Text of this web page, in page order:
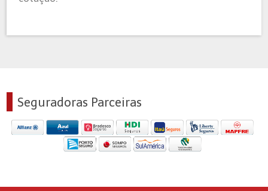
Seguradoras Parceiras